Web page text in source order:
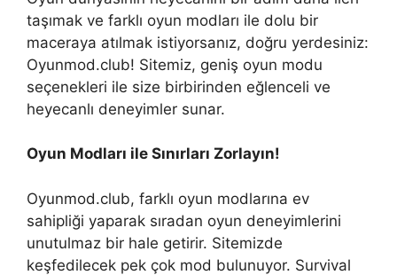
taşımak ve farklı oyun modları ile dolu bir
maceraya atılmak istiyorsanız, doğru yerdesiniz:
Oyunmod.club! Sitemiz, geniş oyun modu
seçenekleri ile size birbirinden eğlenceli ve
heyecanlı deneyimler sunar.
Oyun Modları ile Sınırları Zorlayın!
Oyunmod.club, farklı oyun modlarına ev
sahipliği yaparak sıradan oyun deneyimlerini
unutulmaz bir hale getirir. Sitemizde
keşfedilecek pek çok mod bulunuyor. Survival